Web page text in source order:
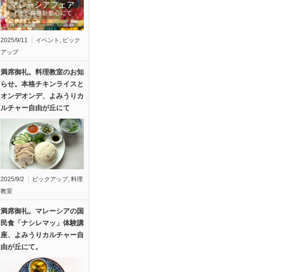
2025/9/11 イベント , ピック
アップ
満席御礼。料理教室のお知
らせ。本格チキンライスと
オンデオンデ、よみうりカ
ルチャー自由が丘にて
2025/9/2 ピックアップ, 料理
教室
満席御礼。マレーシアの国
民食「ナシレマッ」体験講
座、よみうりカルチャー自
由が丘にて。